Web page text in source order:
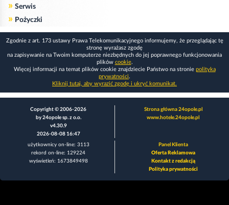
» Serwis
» Pożyczki
Zgodnie z art. 173 ustawy Prawa Telekomunikacyjnego informujemy, że przeglądając tę
stronę wyrażasz zgodę
na zapisywanie na Twoim komputerze niezbędnych do jej poprawnego funkcjonowania
plików cookie.
Więcej informacji na temat plików cookie znajdziecie Państwo na stronie polityka
prywatności.
Kliknij tutaj, aby wyrazić zgodę i ukryć komunikat.
Copyright © 2006-2026
by 24opole sp. z o.o.
v4.30.9
2026-08-08 16:47
Strona główna 24opole.pl
www.hotele.24opole.pl
użytkownicy on-line: 3113
rekord on-line: 129224
wyświetleń: 1673849498
Panel Klienta
Oferta Reklamowa
Kontakt z redakcją
Polityka prywatności